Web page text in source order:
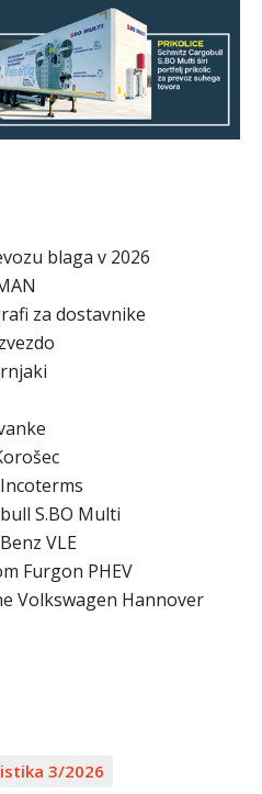
blaga v 2026
za dostavnike
S.BO Multi
VLE
Furgon PHEV
Volkswagen Hannover
3/2026